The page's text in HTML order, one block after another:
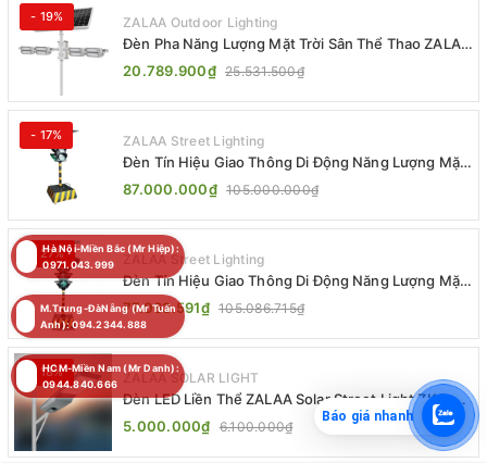
- 19% ZALAA Outdoor Lighting
Đèn Pha Năng Lượng Mặt Trời Sân Thể Thao ZALAA
Jsc Chống Nước IP65 Cao Cấp
20.789.900₫ 25.531.500₫
- 17% ZALAA Street Lighting
Đèn Tín Hiệu Giao Thông Di Động Năng Lượng Mặt
Trời ZALAA ZL-300A-D
87.000.000₫ 105.000.000₫
- 27% ZALAA Street Lighting
Đèn Tín Hiệu Giao Thông Di Động Năng Lượng Mặt
Trời ZALAA ZL-409300C
77.063.591₫ 105.086.715₫
- 18% ZALAA SOLAR LIGHT
Đèn LED Liền Thể ZALAA Solar Street Light ZKC-
TG 20W 25W 30W All In One
5.000.000₫ 6.100.000₫
HCM-Miền Nam (Mr Danh):
0944.840.666
Hà Nội-Miền Bắc (Mr Hiệp):
0971.043.999
M.Trung-ĐàNẵng (Mr Tuấn
Anh): 094.2344.888
Báo giá nhanh